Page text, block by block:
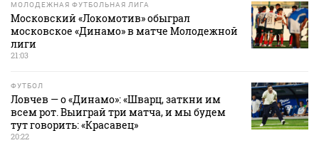
МОЛОДЕЖНАЯ ФУТБОЛЬНАЯ ЛИГА
Московский «Локомотив» обыграл
московское «Динамо» в матче Молодежной
лиги
21:03
ФУТБОЛ
Ловчев — о «Динамо»: «Шварц, заткни им
всем рот. Выиграй три матча, и мы будем
тут говорить: «Красавец»
20:22